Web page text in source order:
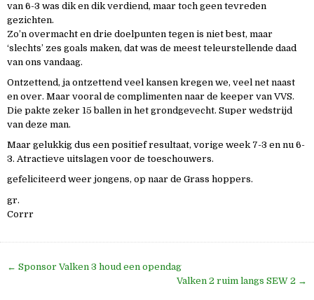
van 6-3 was dik en dik verdiend, maar toch geen tevreden
gezichten.
Zo’n overmacht en drie doelpunten tegen is niet best, maar
‘slechts’ zes goals maken, dat was de meest teleurstellende daad
van ons vandaag.
Ontzettend, ja ontzettend veel kansen kregen we, veel net naast
en over. Maar vooral de complimenten naar de keeper van VVS.
Die pakte zeker 15 ballen in het grondgevecht. Super wedstrijd
van deze man.
Maar gelukkig dus een positief resultaat, vorige week 7-3 en nu 6-
3. Atractieve uitslagen voor de toeschouwers.
gefeliciteerd weer jongens, op naar de Grass hoppers.
gr.
Corrr
Bericht
← Sponsor Valken 3 houd een opendag
Valken 2 ruim langs SEW 2 →